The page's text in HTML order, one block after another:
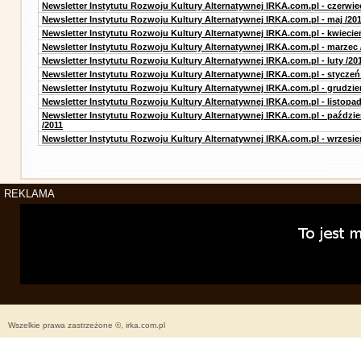
Newsletter Instytutu Rozwoju Kultury Alternatywnej IRKA.com.pl -
Newsletter Instytutu Rozwoju Kultury Alternatywnej IRKA.com.pl - maj /
Newsletter Instytutu Rozwoju Kultury Alternatywnej IRKA.com.pl -
Newsletter Instytutu Rozwoju Kultury Alternatywnej IRKA.com.pl - marzec
Newsletter Instytutu Rozwoju Kultury Alternatywnej IRKA.com.pl - luty /
Newsletter Instytutu Rozwoju Kultury Alternatywnej IRKA.com.pl - styczeń
Newsletter Instytutu Rozwoju Kultury Alternatywnej IRKA.com.pl -
Newsletter Instytutu Rozwoju Kultury Alternatywnej IRKA.com.pl - listopad
Newsletter Instytutu Rozwoju Kultury Alternatywnej IRKA.com.pl -
/2011
Newsletter Instytutu Rozwoju Kultury Alternatywnej IRKA.com.pl -
REKLAMA
Wszelkie prawa zastrzeżone ©, irka.com.pl